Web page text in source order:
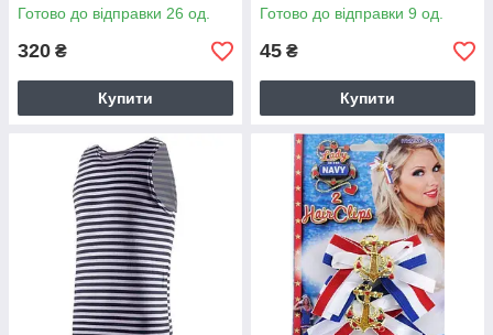
Готово до відправки 26 од.
320 ₴
Купити
Готово до відправки 9 од.
45 ₴
Купити